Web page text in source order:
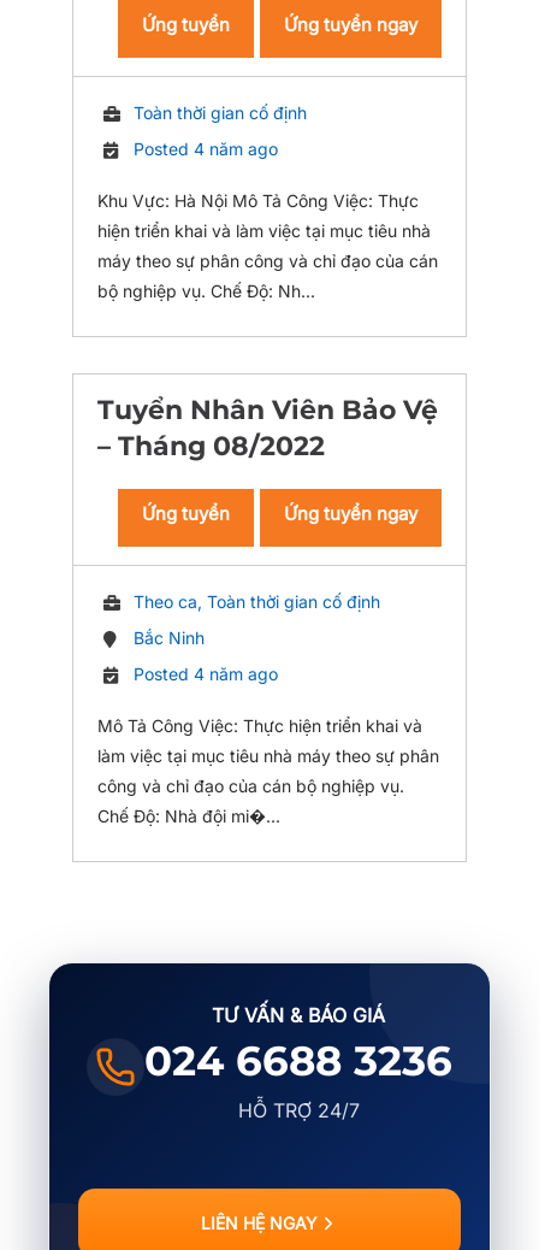
Ứng tuyển Ứng tuyển ngay
Toàn thời gian cố định
Posted 4 năm ago
Khu Vực: Hà Nội Mô Tả Công Việc: Thực
hiện triển khai và làm việc tại mục tiêu nhà
máy theo sự phân công và chỉ đạo của cán
bộ nghiệp vụ. Chế Độ: Nh...
Tuyển Nhân Viên Bảo Vệ
– Tháng 08/2022
Ứng tuyển Ứng tuyển ngay
Theo ca, Toàn thời gian cố định
Bắc Ninh
Posted 4 năm ago
Mô Tả Công Việc: Thực hiện triển khai và
làm việc tại mục tiêu nhà máy theo sự phân
công và chỉ đạo của cán bộ nghiệp vụ.
Chế Độ: Nhà đội mi�...
TƯ VẤN & BÁO GIÁ
024 6688 3236
HỖ TRỢ 24/7
LIÊN HỆ NGAY